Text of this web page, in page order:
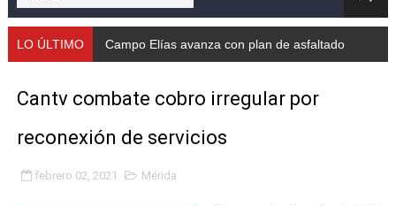
Gobernación de Mérida instalará mesa de trabajo con
Fundecem ofrece taller de bordado en punto de cruz
LO ÚLTIMO Campo Elías avanza con plan de asfaltado
Cantv combate cobro irregular por
reconexión de servicios
febrero 02, 2021 Mérida